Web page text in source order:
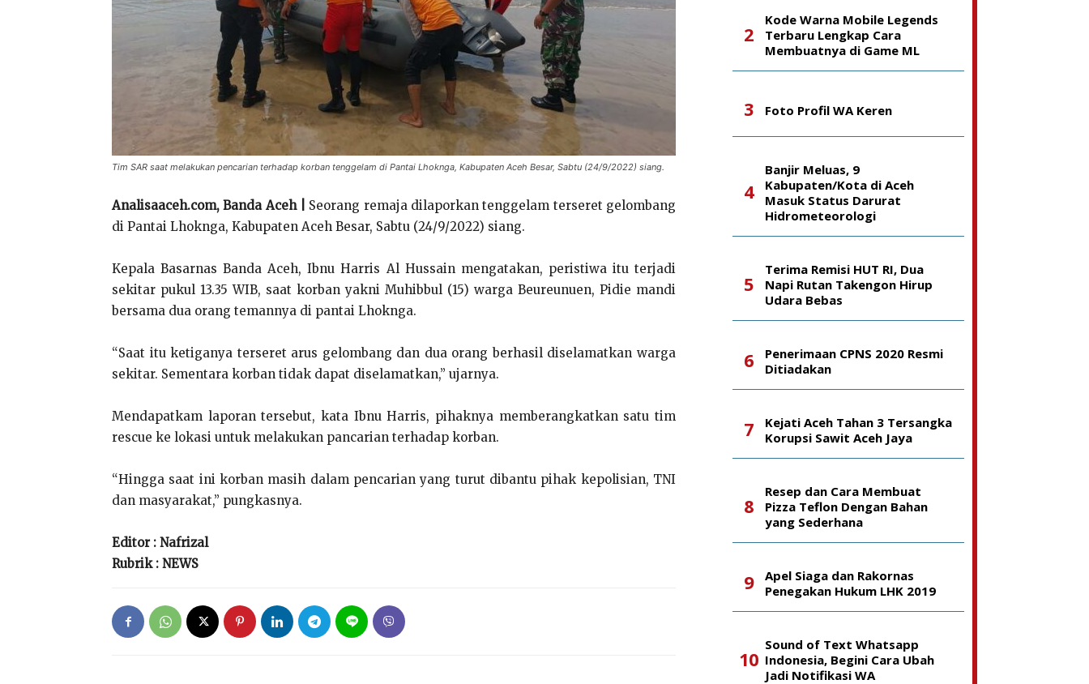
Tim SAR saat melakukan pencarian terhadap korban tenggelam di Pantai Lhoknga, Kabupaten Aceh Besar, Sabtu (24/9/2022) siang.
Analisaaceh.com, Banda Aceh |
Seorang remaja dilaporkan tenggelam terseret gelombang
di Pantai Lhoknga, Kabupaten Aceh Besar, Sabtu (24/9/2022) siang.
Kepala Basarnas Banda Aceh, Ibnu Harris Al Hussain mengatakan, peristiwa itu terjadi
sekitar pukul 13.35 WIB, saat korban yakni Muhibbul (15) warga Beureunuen, Pidie mandi
bersama dua orang temannya di pantai Lhoknga.
“Saat itu ketiganya terseret arus gelombang dan dua orang berhasil diselamatkan warga
sekitar. Sementara korban tidak dapat diselamatkan,” ujarnya.
Mendapatkam laporan tersebut, kata Ibnu Harris, pihaknya memberangkatkan satu tim
rescue ke lokasi untuk melakukan pancarian terhadap korban.
“Hingga saat ini korban masih dalam pencarian yang turut dibantu pihak kepolisian, TNI
dan masyarakat,” pungkasnya.
Editor : Nafrizal
Rubrik : NEWS
Kode Warna Mobile Legends
Terbaru Lengkap Cara
Membuatnya di Game ML
Foto Profil WA Keren
Banjir Meluas, 9
Kabupaten/Kota di Aceh
Masuk Status Darurat
Hidrometeorologi
Terima Remisi HUT RI, Dua
Napi Rutan Takengon Hirup
Udara Bebas
Penerimaan CPNS 2020 Resmi
Ditiadakan
Kejati Aceh Tahan 3 Tersangka
Korupsi Sawit Aceh Jaya
Resep dan Cara Membuat
Pizza Teflon Dengan Bahan
yang Sederhana
Apel Siaga dan Rakornas
Penegakan Hukum LHK 2019
Sound of Text Whatsapp
Indonesia, Begini Cara Ubah
Jadi Notifikasi WA